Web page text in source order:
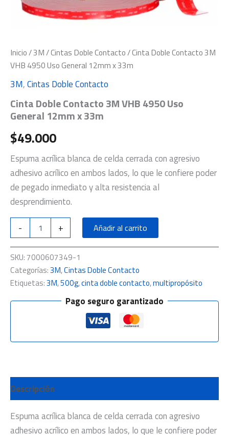
Inicio/3M/Cintas Doble Contacto/ Cinta Doble Contacto 3M
VHB 4950 Uso General 12mm x 33m
3M,Cintas Doble Contacto
Cinta Doble Contacto 3M VHB 4950 Uso
General 12mm x 33m
$49.000
Espuma acrílica blanca de celda cerrada con agresivo
adhesivo acrílico en ambos lados, lo que le confiere poder
de pegado inmediato y alta resistencia al
desprendimiento.
-
+ Añadir al carrito
SKU:7000607349-1
Categorías:3M,Cintas Doble Contacto
Etiquetas:3M,500g,cinta doble contacto,multipropósito
Pago seguro garantizado
Descripción
Espuma acrílica blanca de celda cerrada con agresivo
adhesivo acrílico en ambos lados, lo que le confiere poder